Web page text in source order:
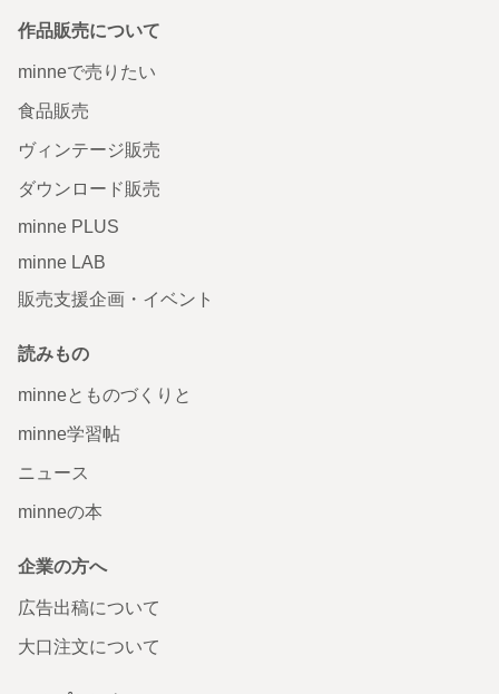
作品販売について
minneで売りたい
食品販売
ヴィンテージ販売
ダウンロード販売
minne PLUS
minne LAB
販売支援企画・イベント
読みもの
minneとものづくりと
minne学習帖
ニュース
minneの本
企業の方へ
広告出稿について
大口注文について